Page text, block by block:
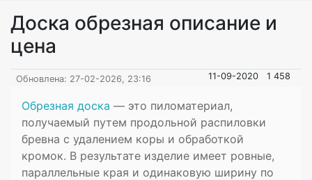
Доска обрезная описание и
цена
Обновлена: 27-02-2026, 23:16 11-09-2020 1 458
Обрезная доска — это пиломатериал,
получаемый путем продольной распиловки
бревна с удалением коры и обработкой
кромок. В результате изделие имеет ровные,
параллельные края и одинаковую ширину по